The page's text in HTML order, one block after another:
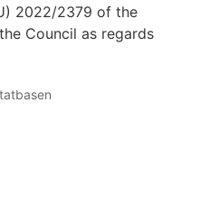
2022/2379 of the
Council as regards